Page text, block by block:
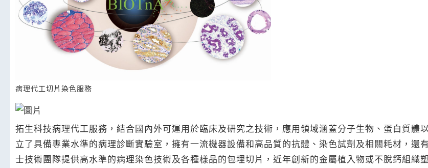
病理代工切片染色服務
拓生科技病理代工服務，結合國內外可運用於臨床及研究之技術，應用領域涵蓋分子生物、蛋白質體
立了具備專業水準的病理診斷實驗室，擁有一流機器設備和高品質的抗體、染色試劑及相關耗材，還
士技術團隊提供高水準的病理染色技術及各種樣品的包埋切片，近年創新的金屬植入物或不脫鈣組織